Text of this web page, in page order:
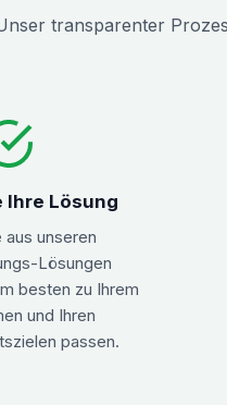
transparenter
Ihre Lösung
aus unseren
Lösungen
besten zu Ihrem
und Ihren
passen.